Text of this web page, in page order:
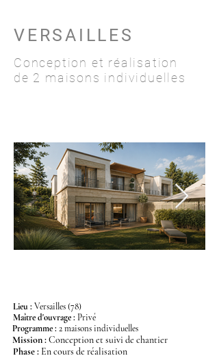
VERSAILLES
Conception et réalisation
de 2 maisons individuelles
Lieu : Versailles (78)
Maître d'ouvrage: Privé
Programme: 2 maisons individuelles
Mission:Conception et suivi de chantier
Phase: En cours de réalisation